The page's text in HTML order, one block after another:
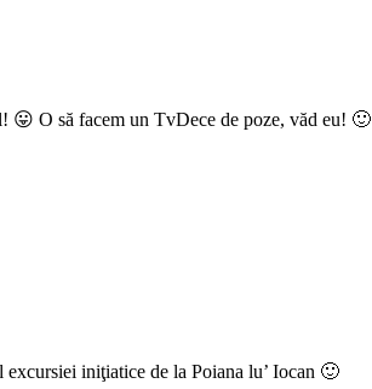
😛 O să facem un TvDece de poze, văd eu! 🙂
iniţiatice de la Poiana lu’ Iocan 🙂